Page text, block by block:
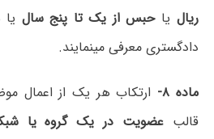
ریال یاحبس از یک تا پنج سال
دادگستری معرفی مینمایند.
ماده ۸-
قالبعضویت در یک گروه یا